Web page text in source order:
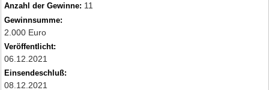
Anzahl der Gewinne: 11
Gewinnsumme:
2.000 Euro
Veröffentlicht:
06.12.2021
Einsendeschluß:
08.12.2021